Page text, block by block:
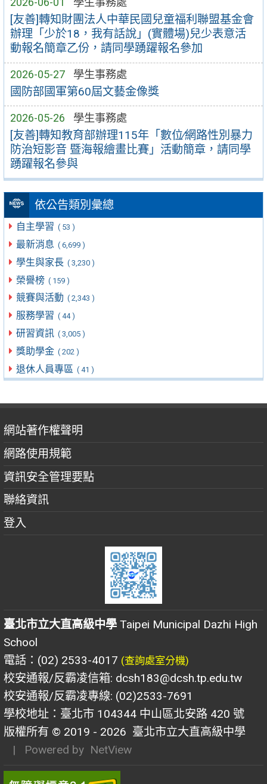
[友善]轉知財團法人中華民國兒童福利聯盟基金會
辦理「少於18，我有話說」(實體場)兒少表意活
動報名簡章乙份，請同學踴躍報名參加
2026-05-27 學生事務處
國防部國軍第60屆文藝金像獎
2026-05-26 學生事務處
[友善]轉知教育部辦理115年「數位∕網路性別暴力
防治短影音 暨海報繪畫比賽」活動簡章，請同學
踴躍報名參與
依公告類別彙總
自主學習 ( 53 )
最新消息 ( 6,699 )
學生與家長 ( 3,230 )
榮譽榜 ( 159 )
競賽與活動 ( 2,343 )
服務學習 ( 44 )
研習資訊 ( 3,005 )
獎助學金 ( 202 )
退休人員專區 ( 41 )
網站著作權聲明
網路使用規範
資訊安全管理要點
聯絡資訊
登入
臺北市立大直高級中學 Taipei Municipal Dazhi High
School
電話：(02) 2533-4017 (查詢處室分機)
校安通報/反霸凌信箱: dcsh183@dcsh.tp.edu.tw
校安通報/反霸凌專線: (02)2533-7691
學校地址：臺北市 104344 中山區北安路 420 號
版權所有 © 2019 - 2026 臺北市立大直高級中學
| Powered by NetView